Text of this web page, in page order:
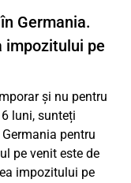
Germania.
impozitului pe
și nu pentru
luni, sunteți
pentru
pe venit este de
impozitului pe